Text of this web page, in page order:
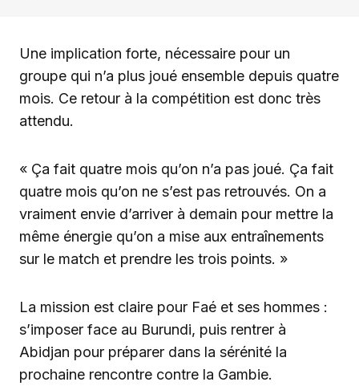
Une implication forte, nécessaire pour un
groupe qui n’a plus joué ensemble depuis quatre
mois. Ce retour à la compétition est donc très
attendu.
« Ça fait quatre mois qu’on n’a pas joué. Ça fait
quatre mois qu’on ne s’est pas retrouvés. On a
vraiment envie d’arriver à demain pour mettre la
même énergie qu’on a mise aux entraînements
sur le match et prendre les trois points. »
La mission est claire pour Faé et ses hommes :
s’imposer face au Burundi, puis rentrer à
Abidjan pour préparer dans la sérénité la
prochaine rencontre contre la Gambie.